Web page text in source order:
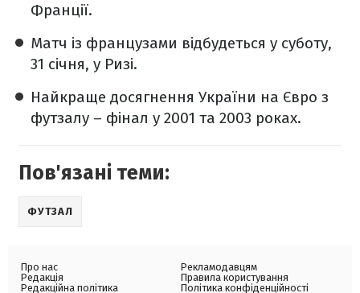
Франції.
Матч із французами відбудеться у суботу,
31 січня, у Ризі.
Найкраще досягнення України на Євро з
футзалу – фінал у 2001 та 2003 роках.
Пов'язані теми:
ФУТЗАЛ
Про нас
Редакція
Редакційна політика
Рекламодавцям
Правила користування
Політика конфіденційності